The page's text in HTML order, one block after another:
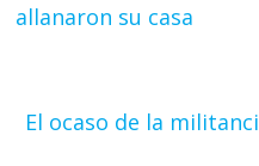
allanaron su casa
El ocaso de la